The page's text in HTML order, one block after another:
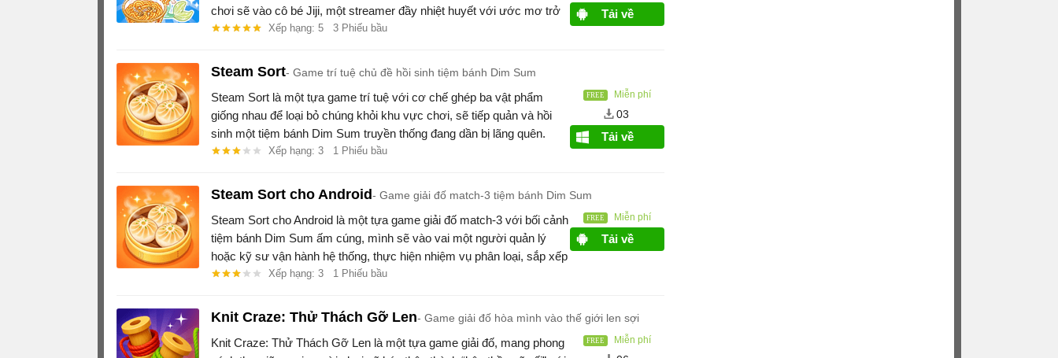
chơi sẽ vào cô bé Jiji, một streamer đầy nhiệt huyết với ước mơ trở
thành ngôi sao Mukbang nổi tiếng.
Xếp hạng: 5 3 Phiếu bầu
Tải về
Steam Sort Game trí tuệ chủ đề hồi sinh tiệm bánh Dim Sum
Steam Sort là một tựa game trí tuệ với cơ chế ghép ba vật phẩm
giống nhau để loại bỏ chúng khỏi khu vực chơi, sẽ tiếp quản và hồi
sinh một tiệm bánh Dim Sum truyền thống đang dần bị lãng quên.
Xếp hạng: 3 1 Phiếu bầu
Miễn phí
03
Tải về
Steam Sort cho Android Game giải đố match-3 tiệm bánh Dim Sum
Steam Sort cho Android là một tựa game giải đố match-3 với bối cảnh
tiệm bánh Dim Sum ấm cúng, mình sẽ vào vai một người quản lý
hoặc kỹ sư vận hành hệ thống, thực hiện nhiệm vụ phân loại, sắp xếp
hàng hóa.
Xếp hạng: 3 1 Phiếu bầu
Miễn phí
Tải về
Knit Craze: Thử Thách Gỡ Len Game giải đố hòa mình vào thế giới len sợi
Knit Craze: Thử Thách Gỡ Len là một tựa game giải đố, mang phong
Miễn phí